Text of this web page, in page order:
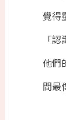
覺得
「
他們
間最